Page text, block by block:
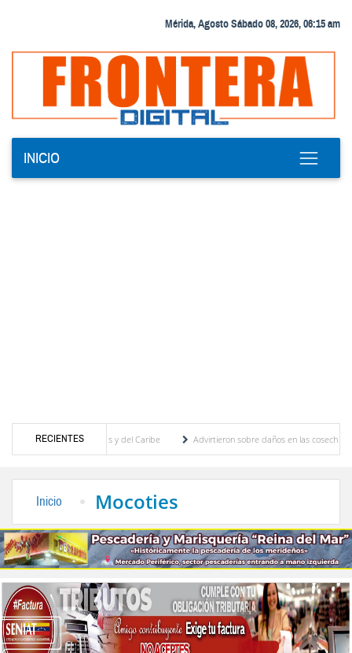
Mérida, Agosto Sábado 08, 2026, 06:15 am
INICIO
RECIENTES
Centroamericanos y del Caribe
Advirtieron sobre daños en las cosechas de los
Inicio Mocoties